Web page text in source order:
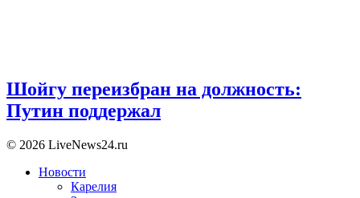
Шойгу переизбран на должность:
Путин поддержал
© 2026 LiveNews24.ru
Новости
Карелия